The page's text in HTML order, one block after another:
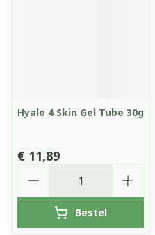
Hyalo 4 Skin Gel Tube 30g
€ 11,89
Bestel